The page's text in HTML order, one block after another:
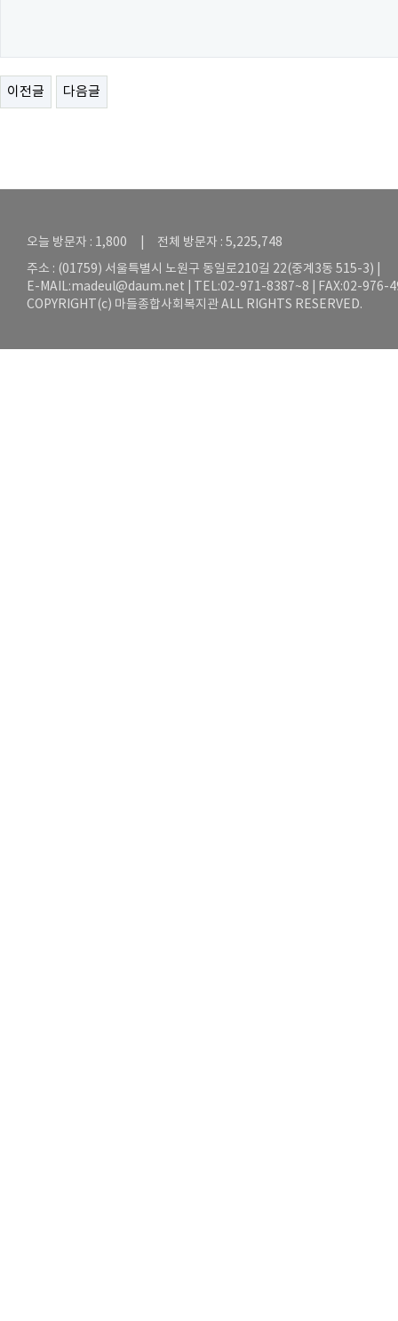
이전글 다음글
오늘 방문자 : 1,800 | 전체 방문자 : 5,225,748
주소 : (01759) 서울특별시 노원구 동일로210길 22(중계3동 515-3) |
E-MAIL:madeul@daum.net | TEL:02-971-8387~8 | FAX:02-976-
COPYRIGHT(c) 마들종합사회복지관 ALL RIGHTS RESERVED.